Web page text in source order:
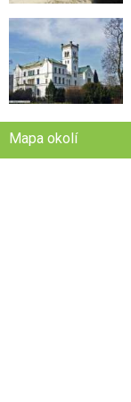
Mapa okolí